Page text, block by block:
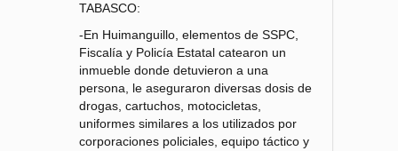
TABASCO:
-En Huimanguillo, elementos de SSPC,
Fiscalía y Policía Estatal catearon un
inmueble donde detuvieron a una
persona, le aseguraron diversas dosis de
drogas, cartuchos, motocicletas,
uniformes similares a los utilizados por
corporaciones policiales, equipo táctico y